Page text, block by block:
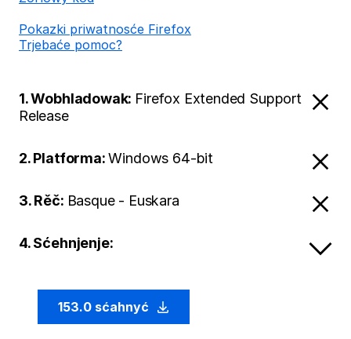
Pokazki priwatnosće Firefox
Trjebaće pomoc?
1. Wobhladowak: Firefox Extended Support
Release
2. Platforma:Windows 64-bit
3. Rěč: Basque - Euskara
4. Sćehnjenje:
153.0 sćahnyć